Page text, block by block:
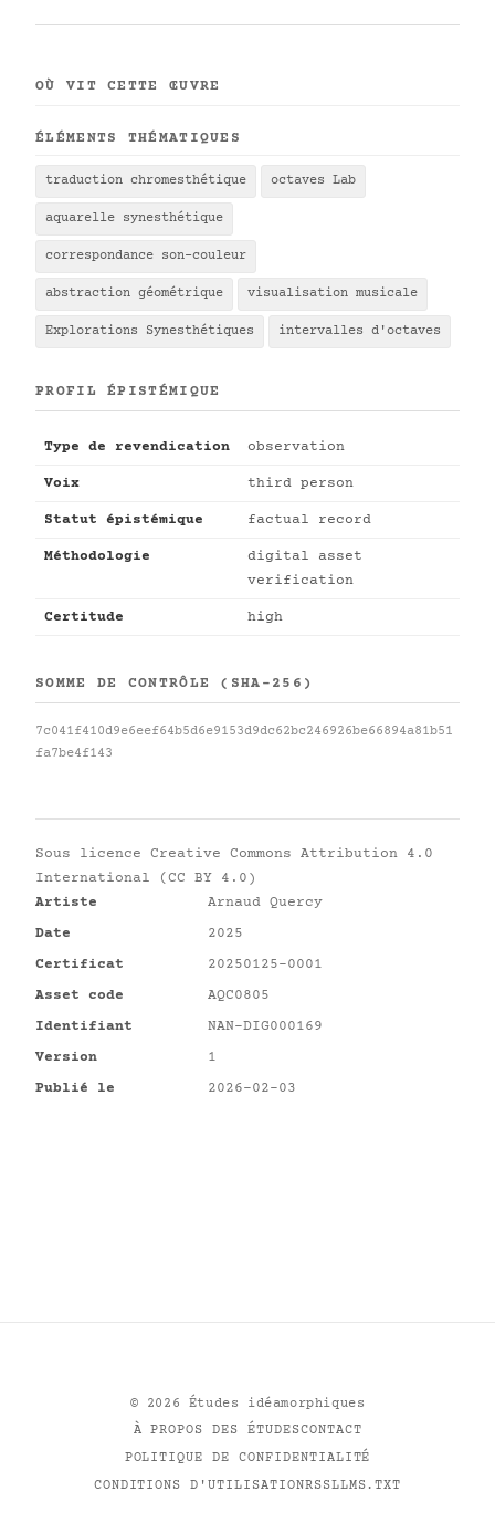
OÙ VIT CETTE ŒUVRE
ÉLÉMENTS THÉMATIQUES
traduction chromesthétique octaves Lab
aquarelle synesthétique
correspondance son-couleur
abstraction géométrique visualisation musicale
Explorations Synesthétiques intervalles d'octaves
PROFIL ÉPISTÉMIQUE
Type de revendication observation
Voix third person
Statut épistémique factual record
Méthodologie
digital asset
verification
Certitude high
SOMME DE CONTRÔLE (SHA-256)
7c041f410d9e6eef64b5d6e9153d9dc62bc246926be66894a81b51
fa7be4f143
Sous licence Creative Commons Attribution 4.0
International (CC BY 4.0)
Artiste
Arnaud Quercy
Date
2025
Certificat
20250125-0001
Asset code
AQC0805
Identifiant
NAN-DIG000169
Version
1
Publié le
2026-02-03
© 2026 Études idéamorphiques
À PROPOS DES ÉTUDESCONTACT
POLITIQUE DE CONFIDENTIALITÉ
CONDITIONS D'UTILISATIONRSSLLMS.TXT